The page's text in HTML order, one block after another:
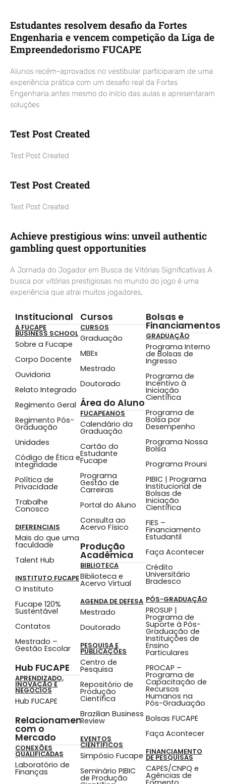
Estudantes resolvem desafio da Fortes
Engenharia e vencem competição da Liga de
Empreendedorismo FUCAPE
Alunos recém-aprovados no vestibular participaram de uma
experiência prática com um desafio real da Fortes
Engenharia antes mesmo do início das aulas e apresentaram
soluções
Test Post Created
Test Post Created
Test Post Created
Test Post Created
Achieve prestigious wins: unveil authentic
gambling quest opportunities
A Jornada do Jogador em Busca de Vitórias Significativas A
busca por vitórias prestigiosas no mundo do jogo é uma
experiência que atrai muitos jogadores,
Institucional
A FUCAPE
BUSINESS SCHOOL
Sobre a Fucape
Corpo Docente
Ouvidoria
Relato Integrado
Regimento Geral
Regimento Pós-
Graduação
Unidades
Código de Ética e
Integridade
Política de
Privacidade
Trabalhe
Conosco
DIFERENCIAIS
Mais do que uma
faculdade
Talent Hub
INSTITUTO FUCAPE
O Instituto
Fucape 120%
Sustentável
Contatos
Mestrado –
Gestão Escolar
Hub FUCAPE
APRENDIZADO,
INOVAÇÃO E
NEGÓCIOS
Hub FUCAPE
Relacionamento
com o
Mercado
CONEXÕES
QUALIFICADAS
Laboratório de
Finanças
Cursos
CURSOS
Graduação
MBEx
Mestrado
Doutorado
Área do Aluno
FUCAPEANOS
Calendário da
Graduação
Cartão do
Estudante
Fucape
Programa
Gestão de
Carreiras
Portal do Aluno
Consulta ao
Acervo Físico
Produção
Acadêmica
BIBLIOTECA
Biblioteca e
Acervo Virtual
AGENDA DE DEFESA
Mestrado
Doutorado
PESQUISA E
PUBLICAÇÕES
Centro de
Pesquisa
Repositório de
Produção
Científica
Brazilian Business
Review
EVENTOS
CIENTÍFICOS
Simpósio Fucape
Seminário PIBIC
de Produção
Bolsas e
Financiamentos
GRADUAÇÃO
Programa Interno
de Bolsas de
Ingresso
Programa de
Incentivo à
Iniciação
Científica
Programa de
Bolsa por
Desempenho
Programa Nossa
Bolsa
Programa Prouni
PIBIC | Programa
Institucional de
Bolsas de
Iniciação
Científica
FIES –
Financiamento
Estudantil
Faça Acontecer
Crédito
Universitário
Bradesco
PÓS-GRADUAÇÃO
PROSUP |
Programa de
Suporte à Pós-
Graduação de
Instituições de
Ensino
Particulares
PROCAP –
Programa de
Capacitação de
Recursos
Humanos na
Pós-Graduação
Bolsas FUCAPE
Faça Acontecer
FINANCIAMENTO
DE PESQUISAS
CAPES/CNPQ e
Agências de